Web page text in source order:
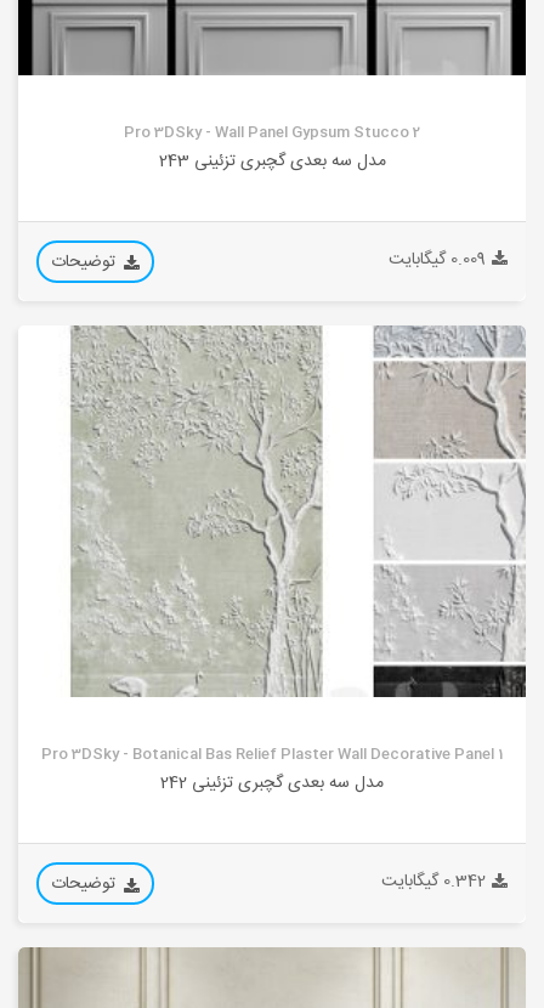
Pro 3DSky - Wall Panel Gypsum Stucco 2
مدل سه بعدی گچبری تزئینی 243
0.009 گیگابایت توضیحات
Pro 3DSky - Botanical Bas Relief Plaster Wall Decorative Panel 1
مدل سه بعدی گچبری تزئینی 242
0.342 گیگابایت توضیحات